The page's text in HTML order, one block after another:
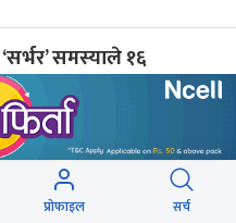
‘सर्भर’ समस्याले १६
प्रोफाइल सर्च